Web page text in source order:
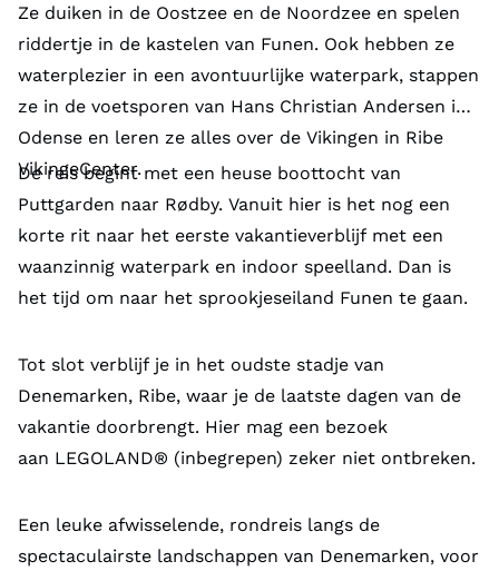
Ze duiken in de Oostzee en de Noordzee en spelen
riddertje in de kastelen van Funen. Ook hebben ze
waterplezier in een avontuurlijke waterpark, stappen
ze in de voetsporen van Hans Christian Andersen in
Odense en leren ze alles over de Vikingen in Ribe
VikingeCenter.
De reis begint met een heuse boottocht van
Puttgarden naar Rødby. Vanuit hier is het nog een
korte rit naar het eerste vakantieverblijf met een
waanzinnig waterpark en indoor speelland. Dan is
het tijd om naar het sprookjeseiland Funen te gaan.
Tot slot verblijf je in het oudste stadje van
Denemarken, Ribe, waar je de laatste dagen van de
vakantie doorbrengt. Hier mag een bezoek
aan LEGOLAND® (inbegrepen) zeker niet ontbreken.
Een leuke afwisselende, rondreis langs de
spectaculairste landschappen van Denemarken, voor